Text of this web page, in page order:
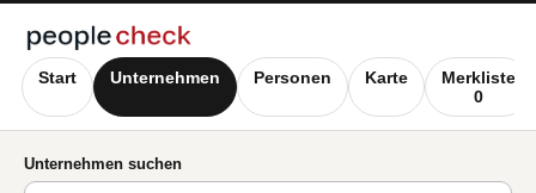
Start Unternehmen Personen Karte
Merkliste
0
Unternehmen suchen